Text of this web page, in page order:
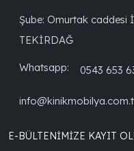
Şube: Omurtak caddesi
TEKİRDAĞ
Whatsapp: 0543 653
E-BÜLTENIMIZE KAYIT